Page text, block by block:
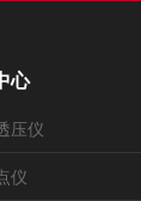
心
压仪
仪